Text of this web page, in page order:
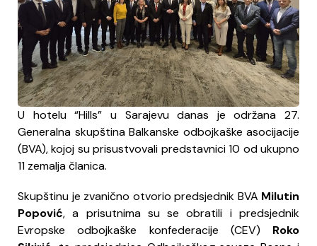
U hotelu “Hills” u Sarajevu danas je održana 27.
Generalna skupština Balkanske odbojkaške asocijacije
(BVA), kojoj su prisustvovali predstavnici 10 od ukupno
11 zemalja članica.
Skupštinu je zvanično otvorio predsjednik BVA Milutin
Popović, a prisutnima su se obratili i predsjednik
Evropske odbojkaške konfederacije (CEV) Roko